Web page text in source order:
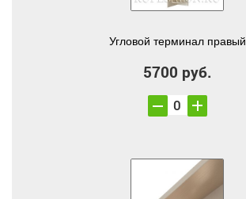
Угловой терминал правый
5700 руб.